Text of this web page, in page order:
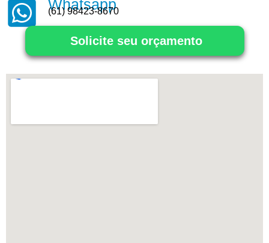
Whatsapp
(61) 98423-8670
Solicite seu orçamento